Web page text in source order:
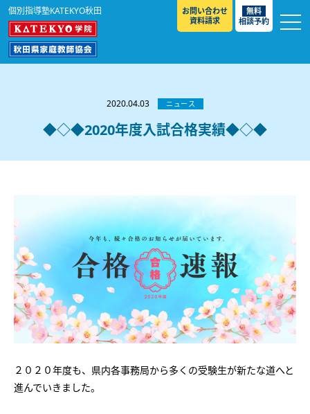
個別指導塾KATEKYO秋田
お問い合わせ
資料請求
無料
相談予約
選ばれる理由
教室紹介
秋田駅前校／秋田土崎校／横手駅前校
／ その他
合格実績・合格体験談
入試情報
高校入試／大学入試［ 推薦入試 ］ ／大学入試［ 共通テ
スト ］
よくあるご質問
採用情報
講師募集／ 営業員・事務員募集
会社概要
プライバシーポリシー
2020.04.03 ニュース
◆◇◆2020年度入試合格実績◆◇◆
２０２０年度も、県内各事務局から多くの受験生が新たな道へと
進んでいきました。